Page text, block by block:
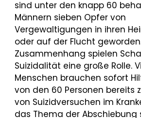
sind unter den knapp 60
Männern sieben Opfer von
Vergewaltigungen in ihren
oder auf der Flucht
Zusammenhang spielen
Suizidalität eine große Rolle.
Menschen brauchen sofort
von den 60 Personen bereits
von Suizidversuchen im
das Thema der Abschiebung